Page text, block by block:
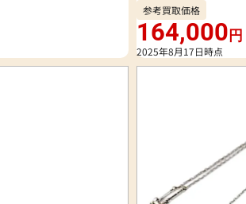
参考買取価格
164,000円
2025年8月17日時点